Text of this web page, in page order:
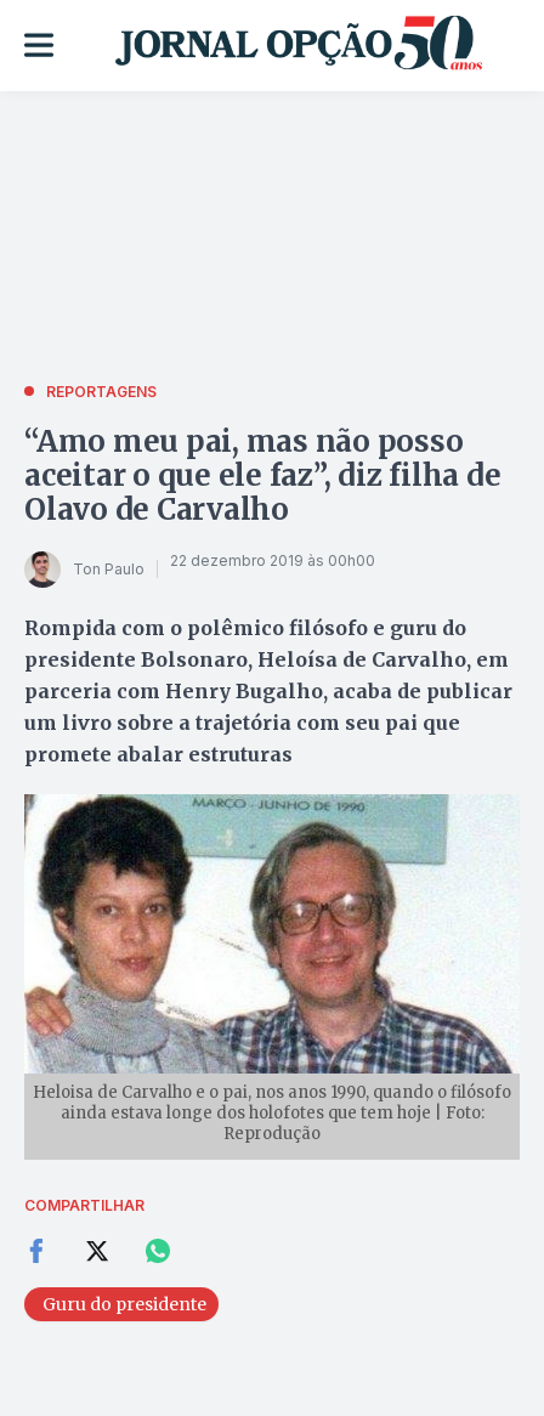
REPORTAGENS
“Amo meu pai, mas não posso
aceitar o que ele faz”, diz filha de
Olavo de Carvalho
Ton Paulo 22 dezembro 2019 às 00h00
Rompida com o polêmico filósofo e guru do
presidente Bolsonaro, Heloísa de Carvalho, em
parceria com Henry Bugalho, acaba de publicar
um livro sobre a trajetória com seu pai que
promete abalar estruturas
Heloisa de Carvalho e o pai, nos anos 1990, quando o filósofo
ainda estava longe dos holofotes que tem hoje | Foto:
Reprodução
COMPARTILHAR
Guru do presidente